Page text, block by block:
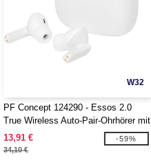
W32
PF Concept 124290 - Essos 2.0
True Wireless Auto-Pair-Ohrhörer mit
Etui
13,91 €
34,10 €
-59%